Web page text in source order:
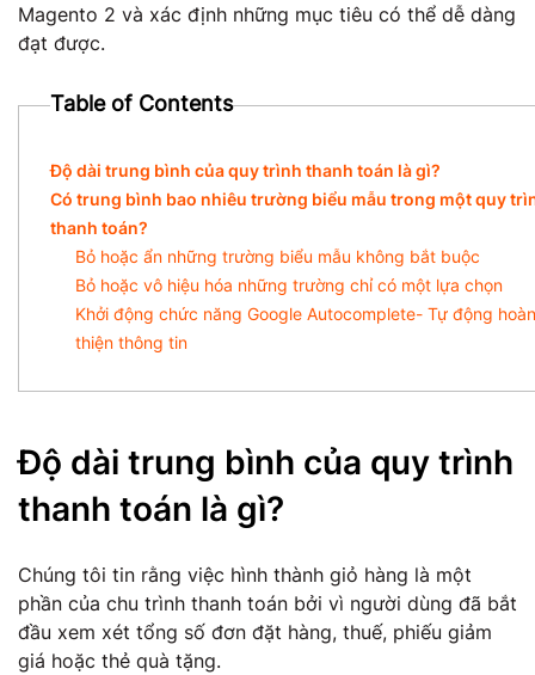
Magento 2 và xác định những mục tiêu có thể dễ dàng
đạt được.
Table of Contents
Độ dài trung bình của quy trình thanh toán là gì?
Có trung bình bao nhiêu trường biểu mẫu trong một quy
thanh toán?
Bỏ hoặc ẩn những trường biểu mẫu không bắt buộc
Bỏ hoặc vô hiệu hóa những trường chỉ có một lựa chọn
Khởi động chức năng Google Autocomplete- Tự động hoàn
thiện thông tin
Độ dài trung bình của quy trình
thanh toán là gì?
Chúng tôi tin rằng việc hình thành giỏ hàng là một
phần của chu trình thanh toán bởi vì người dùng đã bắt
đầu xem xét tổng số đơn đặt hàng, thuế, phiếu giảm
giá hoặc thẻ quà tặng.